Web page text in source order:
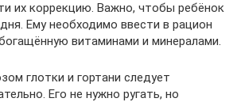
их коррекцию. Важно, чтобы ребёнок
Ему необходимо ввести в рацион
витаминами и минералами.
глотки и гортани следует
Его не нужно ругать, но